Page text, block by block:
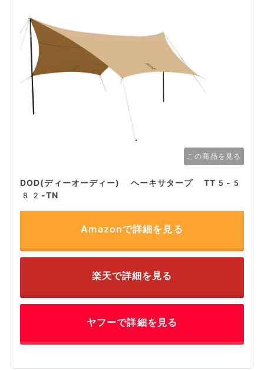
この商品を見る
DOD(ディーオーディー) ヘーキサタープ TT5-5
82-TN
Amazonで詳細を見る
楽天で詳細を見る
ヤフーで詳細を見る